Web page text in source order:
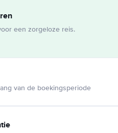
een zorgeloze reis.
van de boekingsperiode